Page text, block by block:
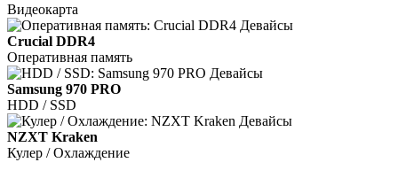
Видеокарта
Crucial DDR4
Оперативная память
Samsung 970 PRO
HDD / SSD
NZXT Kraken
Кулер / Охлаждение